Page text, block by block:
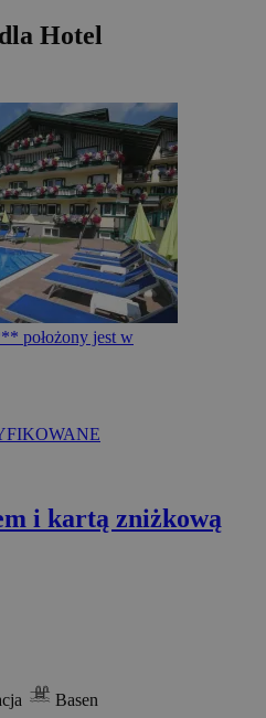
Hotel
i kartą zniżkową
Basen